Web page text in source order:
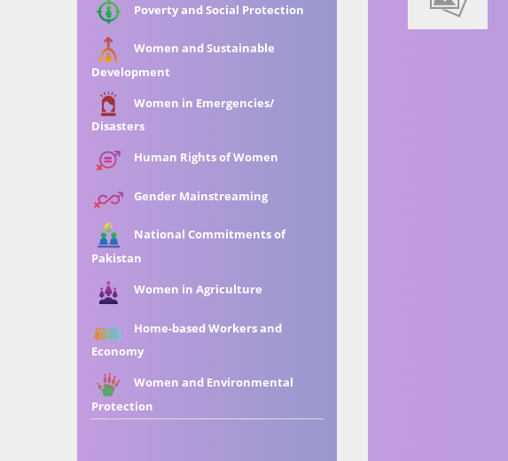
Poverty and Social Protection
Women and Sustainable
Development
Women in Emergencies/
Disasters
Human Rights of Women
Gender Mainstreaming
National Commitments of
Pakistan
Women in Agriculture
Home-based Workers and
Economy
Women and Environmental
Protection